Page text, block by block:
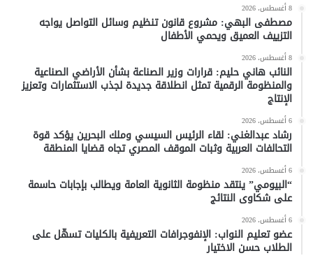
8 أغسطس، 2026
مصطفى البهي: مشروع قانون تنظيم وسائل التواصل يواجه
التزييف العميق ويحمي الأطفال
8 أغسطس، 2026
النائب هاني حليم: قرارات وزير الصناعة بشأن الأراضي الصناعية
والمنظومة الرقمية تمثل انطلاقة جديدة لجذب الاستثمارات وتعزيز
الإنتاج
6 أغسطس، 2026
رشاد عبدالغني: لقاء الرئيس السيسي وملك البحرين يؤكد قوة
التحالفات العربية وثبات الموقف المصري تجاه قضايا المنطقة
6 أغسطس، 2026
“البيومي” ينتقد منظومة الثانوية العامة ويطالب بإجابات حاسمة
على شكاوى النتائج
6 أغسطس، 2026
عضو تعليم النواب: الإنفوجرافات التعريفية بالكليات تسهّل على
الطلاب حسن الاختيار